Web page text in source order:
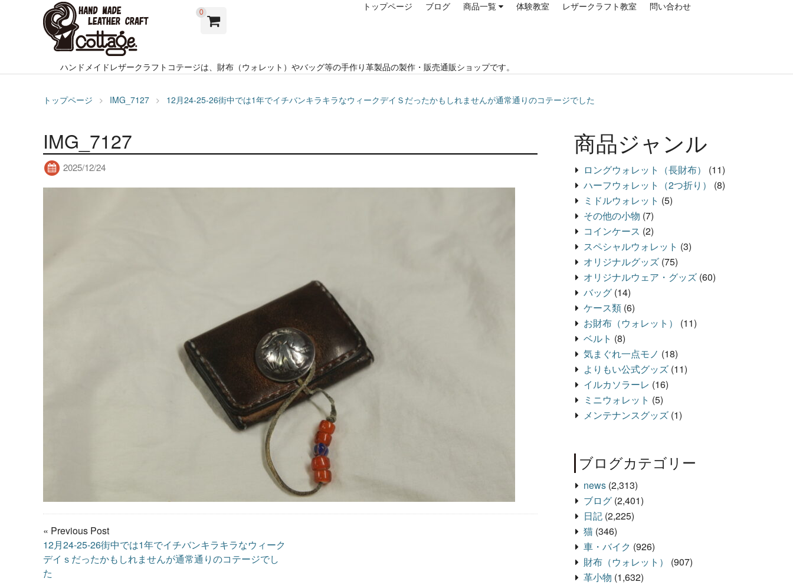
0
トップページ ブログ 商品一覧 体験教室 レザークラフト教室 問い合わせ
ハンドメイドレザークラフトコテージは、財布（ウォレット）やバッグ等の手作り革製品の製作・販売通販ショップです。
トップページ IMG_7127 12月24-25-26街中では1年でイチバンキラキラなウィークデイＳだったかもしれませんが通常通りのコテージでした
IMG_7127
2025/12/24
« Previous Post
12月24-25-26街中では1年でイチバンキラキラなウィーク
デイｓだったかもしれませんが通常通りのコテージでし
た
商品ジャンル
ロングウォレット（長財布）
(11)
ハーフウォレット（2つ折り）
(8)
ミドルウォレット (5)
その他の小物 (7)
コインケース (2)
スペシャルウォレット (3)
オリジナルグッズ (75)
オリジナルウェア・グッズ (60)
バッグ (14)
ケース類 (6)
お財布（ウォレット）
(11)
ベルト (8)
気まぐれ一点モノ (18)
よりもい公式グッズ (11)
イルカソラーレ (16)
ミニウォレット (5)
メンテナンスグッズ (1)
ブログカテゴリー
news (2,313)
ブログ (2,401)
日記 (2,225)
猫 (346)
車・バイク (926)
財布（ウォレット）
(907)
革小物 (1,632)